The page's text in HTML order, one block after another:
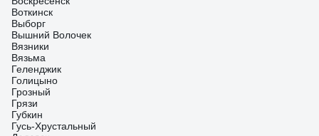
Воткинск
Выборг
Вышний Волочек
Вязники
Вязьма
Геленджик
Голицыно
Грозный
Грязи
Губкин
Гусь-Хрустальный